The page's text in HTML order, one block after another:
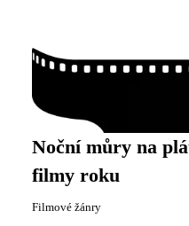
Noční můry na
filmy roku
Filmové žánry